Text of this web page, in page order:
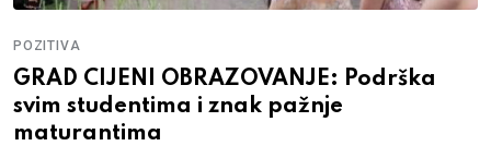
POZITIVA
GRAD CIJENI OBRAZOVANJE: Podrška
svim studentima i znak pažnje
maturantima